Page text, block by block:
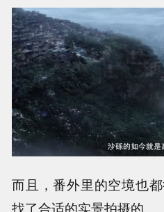
而且，番外里的空境也
找了合适的实景拍摄的。